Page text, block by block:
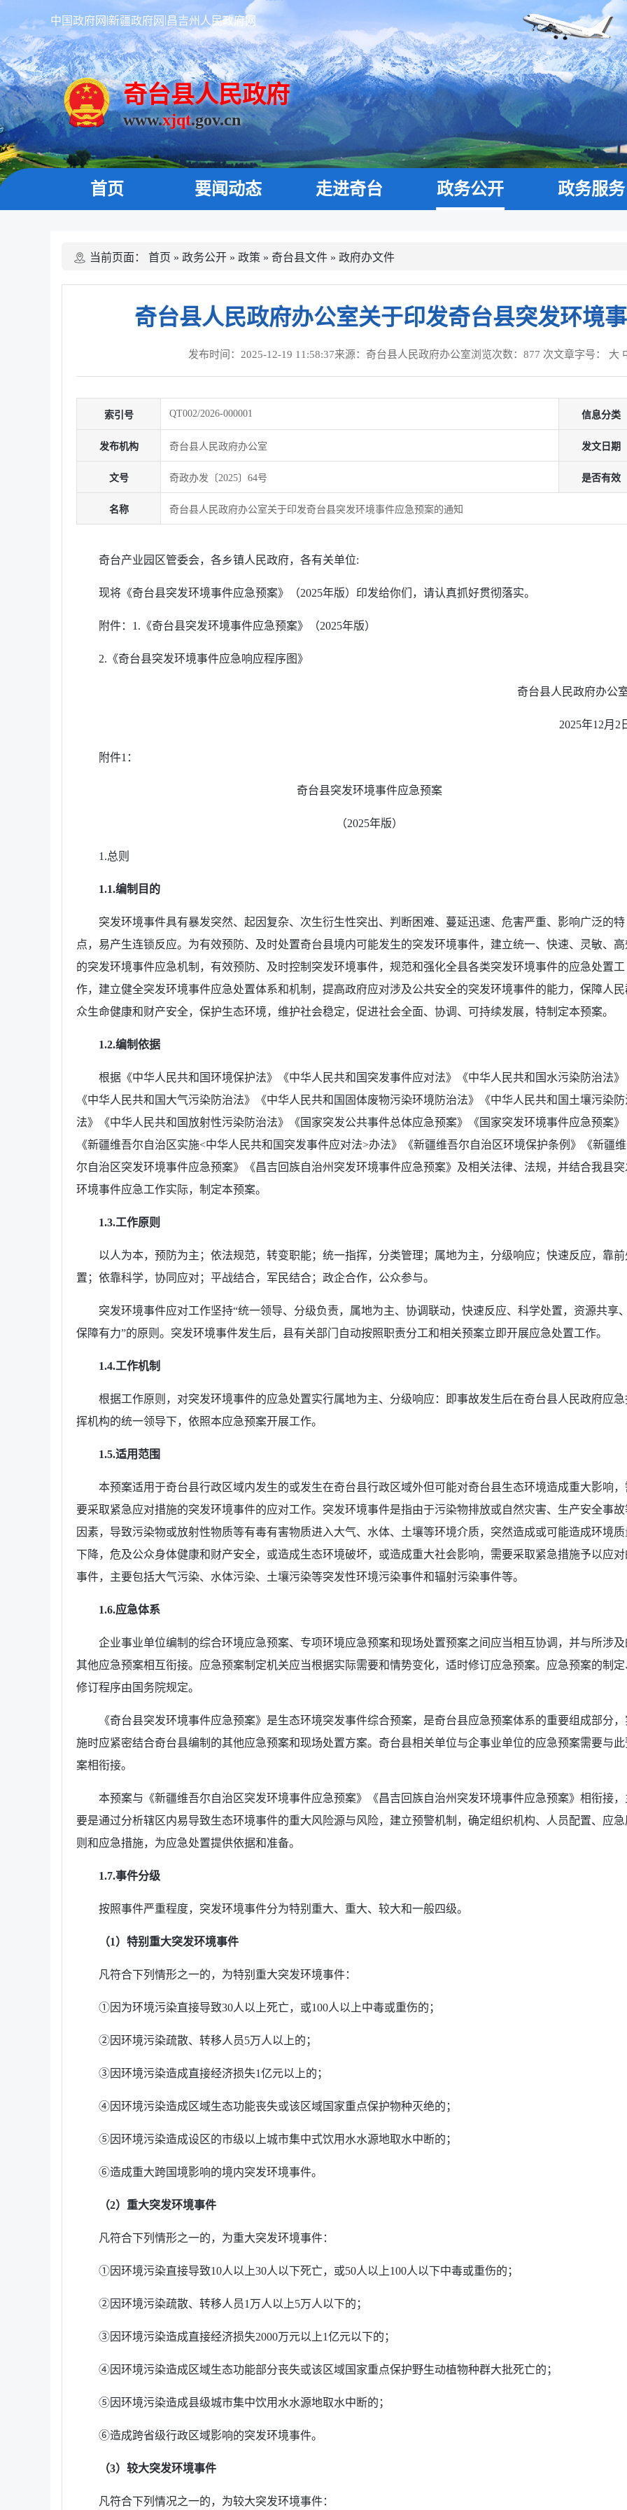
中国政府网 |新疆政府网 |昌吉州人民政府网
奇台县人民政府
www.xjqt.gov.cn
首页 要闻动态 走进奇台 政务公开 政务服务
当前页面： 首页 » 政务公开 » 政策 » 奇台县文件 » 政府办文件
奇台县人民政府办公室关于印发奇台县突发环境
发布时间：2025-12-19 11:58:37来源：奇台县人民政府办公室浏览次数： 877 次文章字号： 大
索引号 QT002/2026-000001 信息分类
发布机构 奇台县人民政府办公室 发文日期
文号 奇政办发〔2025〕64号 是否有效
名称 奇台县人民政府办公室关于印发奇台县突发环境事件应急预案的通知
奇台产业园区管委会，各乡镇人民政府，各有关单位:
现将《奇台县突发环境事件应急预案》（2025年版）印发给你们，请认真抓好贯彻落实。
附件：1.《奇台县突发环境事件应急预案》（2025年版）
2.《奇台县突发环境事件应急响应程序图》
奇台县人民政府办
2025年12月2
附件1：
奇台县突发环境事件应急预案
（2025年版）
1.总则
1.1.编制目的
突发环境事件具有暴发突然、起因复杂、次生衍生性突出、判断困难、蔓延迅速、危害严重、影响广泛的特
点，易产生连锁反应。为有效预防、及时处置奇台县境内可能发生的突发环境事件，建立统一、快速、灵敏、高
的突发环境事件应急机制，有效预防、及时控制突发环境事件，规范和强化全县各类突发环境事件的应急处置工
作，建立健全突发环境事件应急处置体系和机制，提高政府应对涉及公共安全的突发环境事件的能力，保障人民
众生命健康和财产安全，保护生态环境，维护社会稳定，促进社会全面、协调、可持续发展，特制定本预案。
1.2.编制依据
根据《中华人民共和国环境保护法》《中华人民共和国突发事件应对法》《中华人民共和国水污染防治法》
《中华人民共和国大气污染防治法》《中华人民共和国固体废物污染环境防治法》《中华人民共和国土壤污染防
法》《中华人民共和国放射性污染防治法》《国家突发公共事件总体应急预案》《国家突发环境事件应急预案》
《新疆维吾尔自治区实施<中华人民共和国突发事件应对法>办法》《新疆维吾尔自治区环境保护条例》《新疆
尔自治区突发环境事件应急预案》《昌吉回族自治州突发环境事件应急预案》及相关法律、法规，并结合我县突
环境事件应急工作实际，制定本预案。
1.3.工作原则
以人为本，预防为主；依法规范，转变职能；统一指挥，分类管理；属地为主，分级响应；快速反应，靠前
置；依靠科学，协同应对；平战结合，军民结合；政企合作，公众参与。
突发环境事件应对工作坚持“统一领导、分级负责，属地为主、协调联动，快速反应、科学处置，资源共享
保障有力”的原则。突发环境事件发生后，县有关部门自动按照职责分工和相关预案立即开展应急处置工作。
1.4.工作机制
根据工作原则，对突发环境事件的应急处置实行属地为主、分级响应：即事故发生后在奇台县人民政府应急
挥机构的统一领导下，依照本应急预案开展工作。
1.5.适用范围
本预案适用于奇台县行政区域内发生的或发生在奇台县行政区域外但可能对奇台县生态环境造成重大影响，
要采取紧急应对措施的突发环境事件的应对工作。突发环境事件是指由于污染物排放或自然灾害、生产安全事故
因素，导致污染物或放射性物质等有毒有害物质进入大气、水体、土壤等环境介质，突然造成或可能造成环境质
下降，危及公众身体健康和财产安全，或造成生态环境破坏，或造成重大社会影响，需要采取紧急措施予以应对
事件，主要包括大气污染、水体污染、土壤污染等突发性环境污染事件和辐射污染事件等。
1.6.应急体系
企业事业单位编制的综合环境应急预案、专项环境应急预案和现场处置预案之间应当相互协调，并与所涉及
其他应急预案相互衔接。应急预案制定机关应当根据实际需要和情势变化，适时修订应急预案。应急预案的制定
修订程序由国务院规定。
《奇台县突发环境事件应急预案》是生态环境突发事件综合预案，是奇台县应急预案体系的重要组成部分，
施时应紧密结合奇台县编制的其他应急预案和现场处置方案。奇台县相关单位与企事业单位的应急预案需要与此
案相衔接。
本预案与《新疆维吾尔自治区突发环境事件应急预案》《昌吉回族自治州突发环境事件应急预案》相衔接，
要是通过分析辖区内易导致生态环境事件的重大风险源与风险，建立预警机制，确定组织机构、人员配置、应急
则和应急措施，为应急处置提供依据和准备。
1.7.事件分级
按照事件严重程度，突发环境事件分为特别重大、重大、较大和一般四级。
（1）特别重大突发环境事件
凡符合下列情形之一的，为特别重大突发环境事件：
①因为环境污染直接导致30人以上死亡，或100人以上中毒或重伤的；
②因环境污染疏散、转移人员5万人以上的；
③因环境污染造成直接经济损失1亿元以上的；
④因环境污染造成区域生态功能丧失或该区域国家重点保护物种灭绝的；
⑤因环境污染造成设区的市级以上城市集中式饮用水水源地取水中断的；
⑥造成重大跨国境影响的境内突发环境事件。
（2）重大突发环境事件
凡符合下列情形之一的，为重大突发环境事件：
①因环境污染直接导致10人以上30人以下死亡，或50人以上100人以下中毒或重伤的；
②因环境污染疏散、转移人员1万人以上5万人以下的；
③因环境污染造成直接经济损失2000万元以上1亿元以下的；
④因环境污染造成区域生态功能部分丧失或该区域国家重点保护野生动植物种群大批死亡的；
⑤因环境污染造成县级城市集中饮用水水源地取水中断的；
⑥造成跨省级行政区域影响的突发环境事件。
（3）较大突发环境事件
凡符合下列情况之一的，为较大突发环境事件：